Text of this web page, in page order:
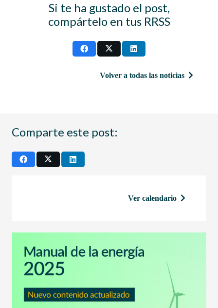
Si te ha gustado el post,
compártelo en tus RRSS
Volver a todas las noticias
Comparte este post:
Ver calendario